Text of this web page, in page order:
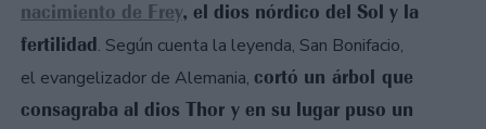
nacimiento de Frey, el dios nórdico del Sol y la
fertilidad. Según cuenta la leyenda, San Bonifacio,
el evangelizador de Alemania, cortó un árbol que
consagraba al dios Thor y en su lugar puso un